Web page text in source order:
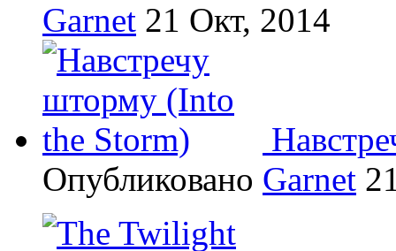
Garnet 21 Окт, 2014
Опубликовано Garnet